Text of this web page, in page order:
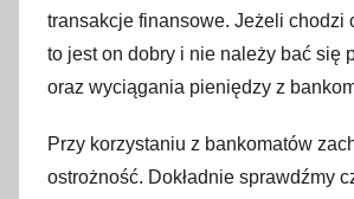
transakcje finansowe. Jeżeli chodzi
to jest on dobry i nie należy bać się
oraz wyciągania pieniędzy z
Przy korzystaniu z bankomatów
ostrożność. Dokładnie sprawdźmy